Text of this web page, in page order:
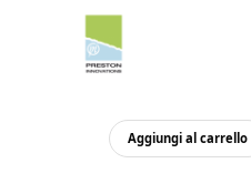
Aggiungi al carrello